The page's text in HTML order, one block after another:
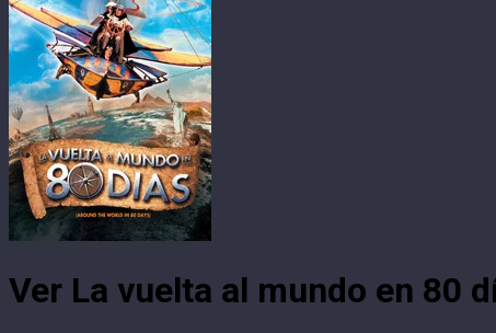
Ver La vuelta al mundo en 80